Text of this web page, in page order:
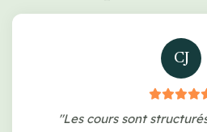
CJ
"Les cours sont